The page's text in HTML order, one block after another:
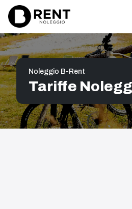
Noleggio B-Rent
Tariffe